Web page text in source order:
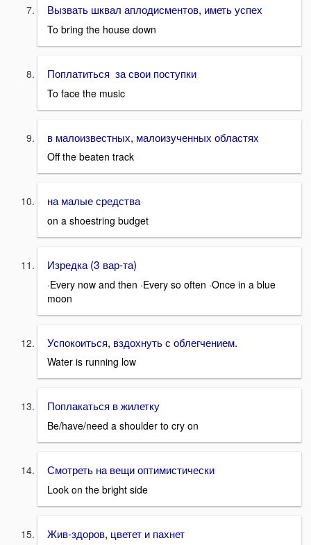
Вызвать шквал аплодисментов, иметь успех
To bring the house down
Поплатиться за свои поступки
To face the music
в малоизвестных, малоизученных областях
Off the beaten track
на малые средства
on a shoestring budget
Изредка (3 вар-та)
·Every now and then ·Every so often ·Once in a blue
moon
Успокоиться, вздохнуть с облегчением.
Water is running low
Поплакаться в жилетку
Be/have/need a shoulder to cry on
Смотреть на вещи оптимистически
Look on the bright side
Жив-здоров, цветет и пахнет